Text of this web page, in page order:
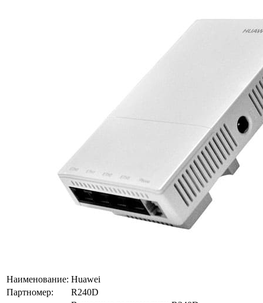
Наименование: Huawei
Партномер:
R240D